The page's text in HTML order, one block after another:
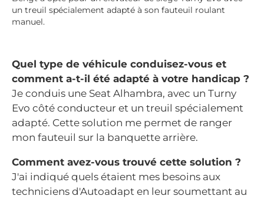
un treuil spécialement adapté à son fauteuil roulant
manuel.
Quel type de véhicule conduisez-vous et
comment a-t-il été adapté à votre handicap ?
Je conduis une Seat Alhambra, avec un Turny
Evo côté conducteur et un treuil spécialement
adapté. Cette solution me permet de ranger
mon fauteuil sur la banquette arrière.
Comment avez-vous trouvé cette solution ?
J'ai indiqué quels étaient mes besoins aux
techniciens d'Autoadapt en leur soumettant au